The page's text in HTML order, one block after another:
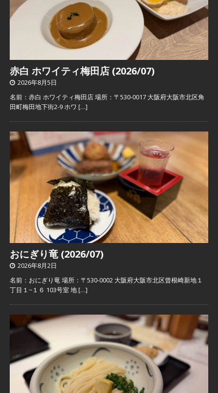
赤白 ホワイティ梅田店 (2026/07)
2026年8月5日
名前：赤白 ホワイティ梅田店 場所：〒530-0017 大阪府大阪市北区角
田町梅田地下街2-9 ホワ […]
おにぎり竜 (2026/07)
2026年8月2日
名前：おにぎり竜 場所：〒530-0002 大阪府大阪市北区曾根崎新地１
丁目１−１６ 103号室 地[…]